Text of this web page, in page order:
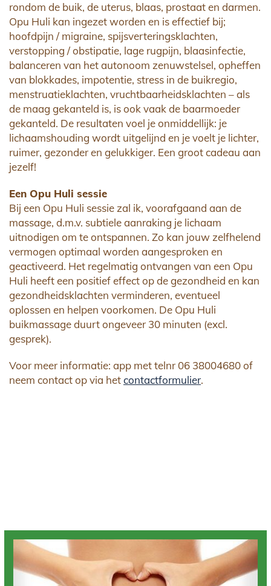
rondom de buik, de uterus, blaas, prostaat en darmen.
Opu Huli kan ingezet worden en is effectief bij;
hoofdpijn / migraine, spijsverteringsklachten,
verstopping / obstipatie, lage rugpijn, blaasinfectie,
balanceren van het autonoom zenuwstelsel, opheffen
van blokkades, impotentie, stress in de buikregio,
menstruatieklachten, vruchtbaarheidsklachten – als
de maag gekanteld is, is ook vaak de baarmoeder
gekanteld. De resultaten voel je onmiddellijk: je
lichaamshouding wordt uitgelijnd en je voelt je lichter,
ruimer, gezonder en gelukkiger. Een groot cadeau aan
jezelf!
Een Opu Huli sessie
Bij een Opu Huli sessie zal ik, voorafgaand aan de
massage, d.m.v. subtiele aanraking je lichaam
uitnodigen om te ontspannen. Zo kan jouw zelfhelend
vermogen optimaal worden aangesproken en
geactiveerd. Het regelmatig ontvangen van een Opu
Huli heeft een positief effect op de gezondheid en kan
gezondheidsklachten verminderen, eventueel
oplossen en helpen voorkomen. De Opu Huli
buikmassage duurt ongeveer 30 minuten (excl.
gesprek).
Voor meer informatie: app met telnr 06 38004680 of
neem contact op via hetcontactformulier.